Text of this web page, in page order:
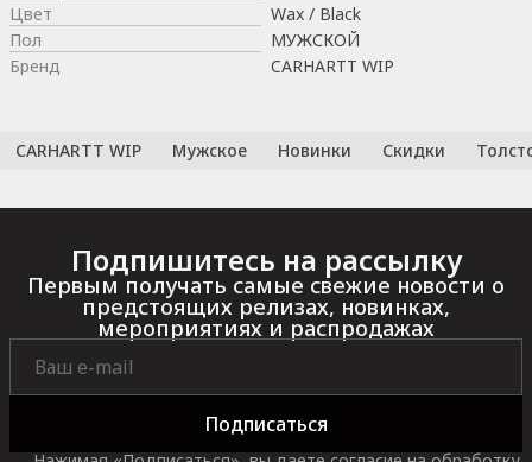
Цвет
Wax / Black
Пол
МУЖСКОЙ
Бренд
CARHARTT WIP
CARHARTT WIP Мужское Новинки Скидки
Подпишитесь на рассылку
Первым получать самые свежие новости о
предстоящих релизах, новинках,
мероприятиях и распродажах
Подписаться